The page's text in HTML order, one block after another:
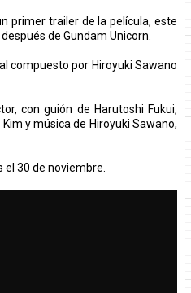
primer trailer de la película, este
de Gundam Unicorn.
compuesto por Hiroyuki Sawano
con guión de Harutoshi Fukui,
y música de Hiroyuki Sawano,
30 de noviembre.